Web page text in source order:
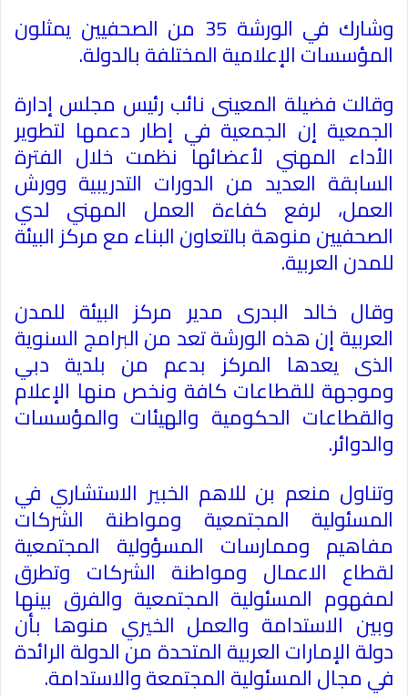
وشارك في الورشة 35 من الصحفيين يمثلون
المؤسسات الإعلامية المختلفة بالدولة.
وقالت فضيلة المعينى نائب رئيس مجلس إدارة
الجمعية إن الجمعية في إطار دعمها لتطوير
الأداء المهني لأعضائها نظمت خلال الفترة
السابقة العديد من الدورات التدريبية وورش
العمل، لرفع كفاءة العمل المهني لدي
الصحفيين منوهة بالتعاون البناء مع مركز البيئة
للمدن العربية.
وقال خالد البدرى مدير مركز البيئة للمدن
العربية إن هذه الورشة تعد من البرامج السنوية
الذى يعدها المركز بدعم من بلدية دبي
وموجهة للقطاعات كافة ونخص منها الإعلام
والقطاعات الحكومية والهيئات والمؤسسات
والدوائر.
وتناول منعم بن للاهم الخبير الاستشاري في
المسئولية المجتمعية ومواطنة الشركات
مفاهيم وممارسات المسؤولية المجتمعية
لقطاع الاعمال ومواطنة الشركات وتطرق
لمفهوم المسئولية المجتمعية والفرق بينها
وبين الاستدامة والعمل الخيري منوها بأن
دولة الإمارات العربية المتحدة من الدولة الرائدة
في مجال المسئولية المجتمعة والاستدامة.